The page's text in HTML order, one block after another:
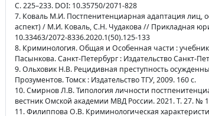
С. 225–233. DOI: 10.35750/2071-828
7. Коваль М.И. Постпенитенциарная адаптация лиц,
аспект) / М.И. Коваль, С.Н. Чудакова // Прикладная
10.33463/2072-8336.2020.1(50).125-133
8. Криминология. Общая и Особенная части :
Пасынкова. Санкт-Петербург : Издательство Санкт-
9. Ольховик Н.В. Рецидивная преступность
Прозументов. Томск : Издательство ТГУ, 2009. 160 с.
10. Смирнов Л.В. Типология личности
вестник Омской академии МВД России. 2021. Т. 27. №
11. Филиппова О.В. Криминологическая